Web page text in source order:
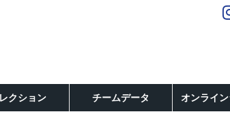
クション チームデータ オンライ